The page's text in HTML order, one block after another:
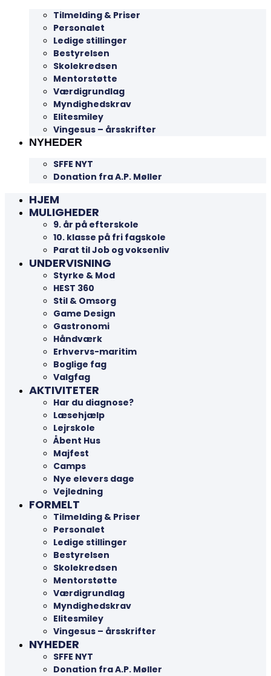
Tilmelding & Priser
Personalet
Ledige stillinger
Bestyrelsen
Skolekredsen
Mentorstøtte
Værdigrundlag
Myndighedskrav
Elitesmiley
Vingesus – årsskrifter
NYHEDER
SFFE NYT
Donation fra A.P. Møller
HJEM
MULIGHEDER
9. år på efterskole
10. klasse på fri fagskole
Parat til Job og voksenliv
UNDERVISNING
Styrke & Mod
HEST 360
Stil & Omsorg
Game Design
Gastronomi
Håndværk
Erhvervs-maritim
Boglige fag
Valgfag
AKTIVITETER
Har du diagnose?
Læsehjælp
Lejrskole
Åbent Hus
Majfest
Camps
Nye elevers dage
Vejledning
FORMELT
Tilmelding & Priser
Personalet
Ledige stillinger
Bestyrelsen
Skolekredsen
Mentorstøtte
Værdigrundlag
Myndighedskrav
Elitesmiley
Vingesus – årsskrifter
NYHEDER
SFFE NYT
Donation fra A.P. Møller